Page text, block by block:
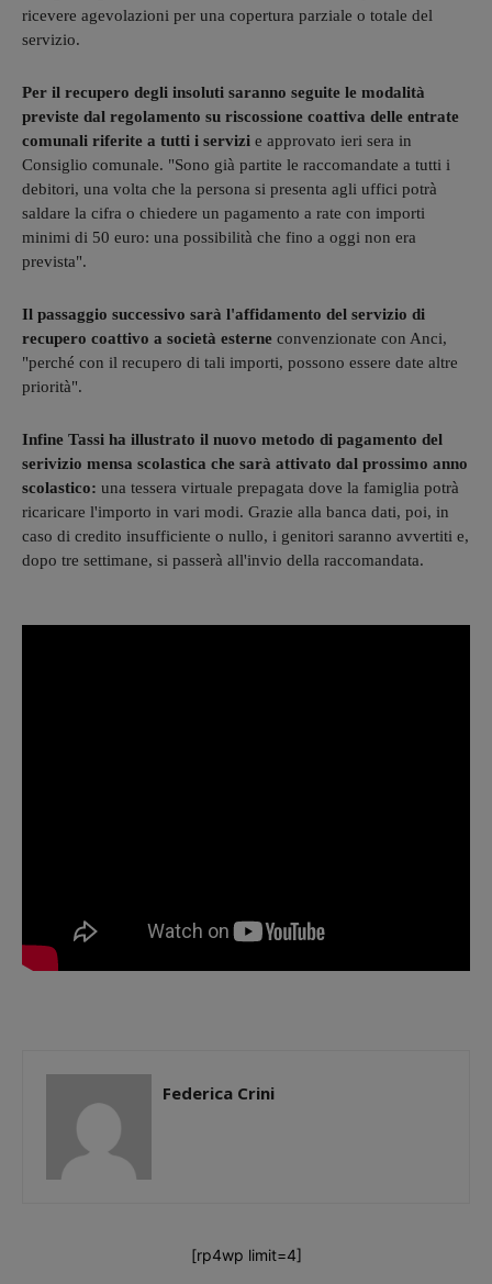
ricevere agevolazioni per una copertura parziale o totale del
servizio.
Per il recupero degli insoluti saranno seguite le modalità
previste dal regolamento su riscossione coattiva delle entrate
comunali riferite a tutti i servizi e approvato ieri sera in
Consiglio comunale. "Sono già partite le raccomandate a tutti i
debitori, una volta che la persona si presenta agli uffici potrà
saldare la cifra o chiedere un pagamento a rate con importi
minimi di 50 euro: una possibilità che fino a oggi non era
prevista".
Il passaggio successivo sarà l'affidamento del servizio di
recupero coattivo a società esterne convenzionate con Anci,
"perché con il recupero di tali importi, possono essere date altre
priorità".
Infine Tassi ha illustrato il nuovo metodo di pagamento del
serivizio mensa scolastica che sarà attivato dal prossimo anno
scolastico: una tessera virtuale prepagata dove la famiglia potrà
ricaricare l'importo in vari modi. Grazie alla banca dati, poi, in
caso di credito insufficiente o nullo, i genitori saranno avvertiti e,
dopo tre settimane, si passerà all'invio della raccomandata.
Federica Crini
[rp4wp limit=4]